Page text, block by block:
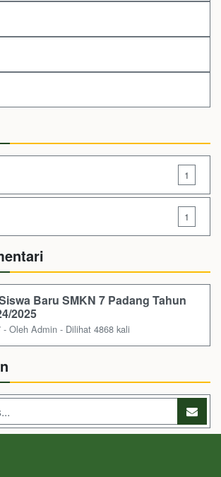
1
1
Baru SMKN 7 Padang Tahun
2025
Oleh Admin - Dilihat 4868 kali